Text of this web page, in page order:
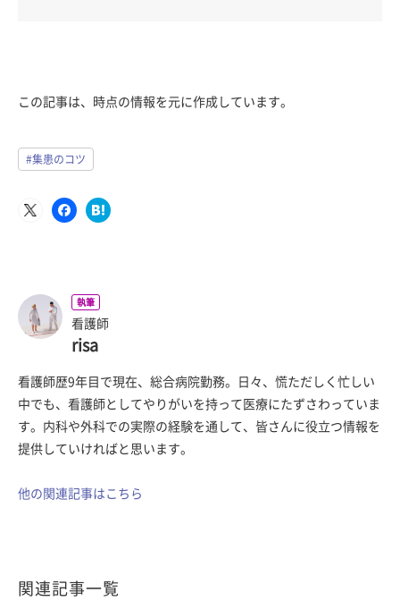
この記事は、時点の情報を元に作成しています。
#集患のコツ
執筆
看護師
risa
看護師歴9年目で現在、総合病院勤務。日々、慌ただしく忙しい
中でも、看護師としてやりがいを持って医療にたずさわっていま
す。内科や外科での実際の経験を通して、皆さんに役立つ情報を
提供していければと思います。
他の関連記事はこちら
関連記事一覧